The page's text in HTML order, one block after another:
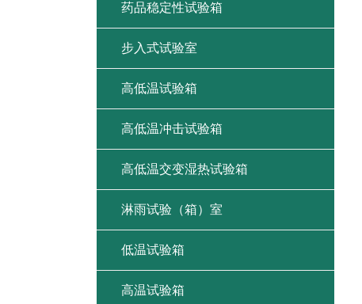
药品稳定性试验箱
步入式试验室
高低温试验箱
高低温冲击试验箱
高低温交变湿热试验箱
淋雨试验（箱）室
低温试验箱
高温试验箱